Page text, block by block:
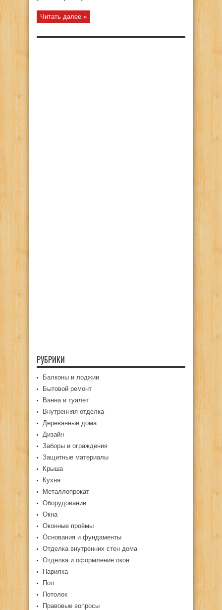
Читать далее »
РУБРИКИ
Балконы и лоджии
Бытовой ремонт
Ванна и туалет
Внутренняя отделка
Деревянные дома
Дизайн
Заборы и ограждения
Защитные материалы
Крыша
Кухня
Металлопрокат
Оборудование
Окна
Оконные проёмы
Основания и фундаменты
Отделка внутренних стен дома
Отделка и оформление окон
Парилка
Пол
Потолок
Правовые вопросы